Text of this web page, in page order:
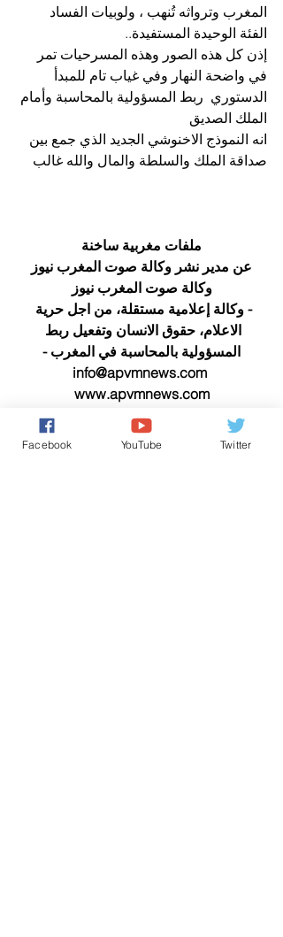
المغرب وترواثه تُنهب ، ولوبيات الفساد
الفئة الوحيدة المستفيدة..
إذن كل هذه الصور وهذه المسرحيات تمر
في واضحة النهار وفي غياب تام للمبدأ
الدستوري  ربط المسؤولية بالمحاسبة وأمام
الملك الصديق
انه النموذج الاخنوشي الجديد الذي جمع بين
صداقة الملك والسلطة والمال والله غالب
ملفات مغربية ساخنة
عن مدير نشر وكالة صوت المغرب نيوز
وكالة صوت المغرب نيوز
- وكالة إعلامية مستقلة، من اجل حرية
الاعلام، حقوق الانسان وتفعيل ربط
المسؤولية بالمحاسبة في المغرب -
info@apvmnews.com
www.apvmnews.com
Facebook YouTube Twitter